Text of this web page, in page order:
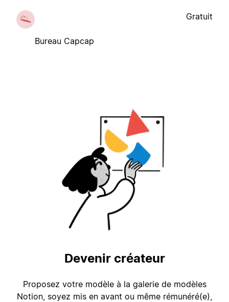
Bureau Capcap
Gratuit
Devenir créateur
Proposez votre modèle à la galerie de modèles
Notion, soyez mis en avant ou même rémunéré(e),